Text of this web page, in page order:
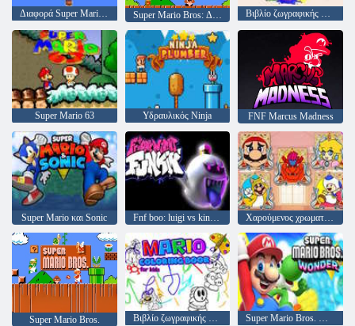
Διαφορά Super Mario Rush Βιβλίο ζωγραφικής Mario Rush
Super Mario 63 Υδραυλικός Ninja FNF Marcus Madness
Super Mario και Sonic Fnf boo: luigi vs kingboo Χαρούμενος χρωματισμός υδραυλικού
Super Mario Bros. Βιβλίο ζωγραφικής Mario για παιδιά Super Mario Bros. Wonder v. 2